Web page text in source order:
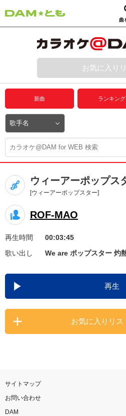
曲
動画からさがす
ログイ
プレミアムサービス
DAM★とも動画
DAM★とも録音
カラオケ＠DAM
ユーザー検索
キャンペーン
お知らせ よくあるご質問
DAMの新曲・ラン
カラオケ最新情報
お気に入り
新曲 ランキング
ウィーアーポップス
[ウィーアーポップスター]
ROF-MAO
再生時間
00:03:45
歌い出し
We are ポップスター 灼
再生
お気に入りリス
サイトマップ
お問い合わせ
DAM